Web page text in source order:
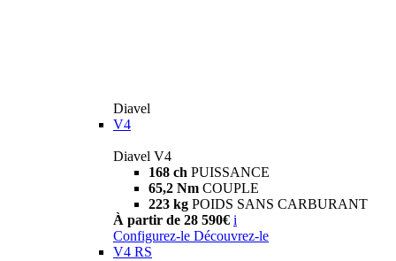
Diavel
V4
Diavel V4
168 ch PUISSANCE
65,2 Nm COUPLE
223 kg POIDS SANS CARBURANT
À partir de 28 590€ i
Configurez-le Découvrez-le
V4 RS